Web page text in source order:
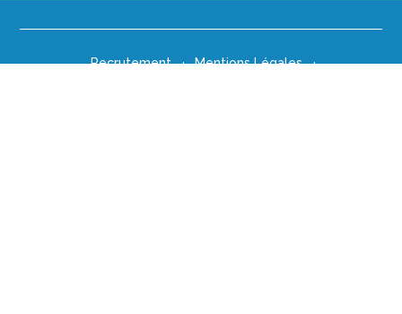
Recrutement
Mentions Légales